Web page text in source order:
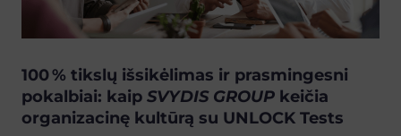
100 % tikslų išsikėlimas ir prasmingesni
pokalbiai: kaip SVYDIS GROUP keičia
organizacinę kultūrą su UNLOCK Tests